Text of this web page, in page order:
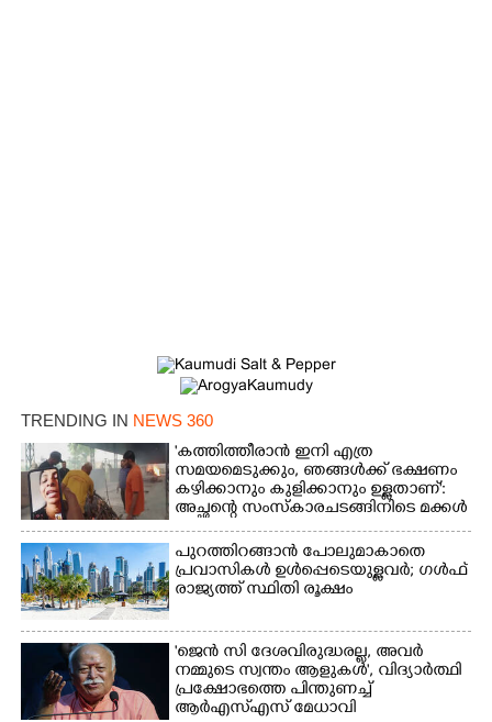
TRENDING IN NEWS 360
'കത്തിത്തീരാൻ ഇനി എത്ര
സമയമെടുക്കും, ഞങ്ങൾക്ക് ഭക്ഷണം
കഴിക്കാനും കുളിക്കാനും ഉള്ളതാണ്':
അച്ഛന്റെ സംസ്കാരചടങ്ങിനിടെ മക്കൾ
പുറത്തിറങ്ങാൻ പോലുമാകാതെ
പ്രവാസികൾ ഉൾപ്പെടെയുള്ളവർ; ഗൾഫ്
രാജ്യത്ത് സ്ഥിതി രൂക്ഷം
'ജെൻ സി ദേശവിരുദ്ധരല്ല, അവർ
നമ്മുടെ സ്വന്തം ആളുകൾ', വിദ്യാർത്ഥി
പ്രക്ഷോഭത്തെ പിന്തുണച്ച്
ആർഎസ്‌എസ് മേധാവി
Share this link